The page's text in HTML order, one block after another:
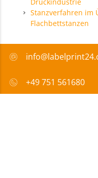
Druckindustrie
Stanzverfahren im
Flachbettstanzen
+49 751 561680